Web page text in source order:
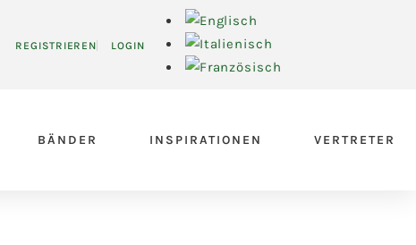
REGISTRIEREN LOGIN
BÄNDER INSPIRATIONEN VERTRETER